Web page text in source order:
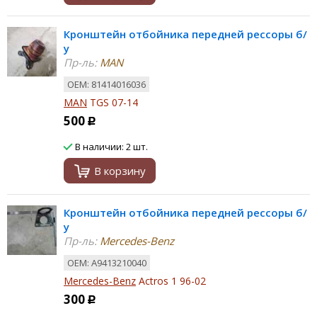
Кронштейн отбойника передней рессоры б/
у
Пр-ль:MAN
ОЕМ: 81414016036
MAN TGS 07-14
500 Р
В наличии: 2 шт.
В корзину
Кронштейн отбойника передней рессоры б/
у
Пр-ль:Mercedes-Benz
ОЕМ: A9413210040
Mercedes-Benz Actros 1 96-02
300 Р